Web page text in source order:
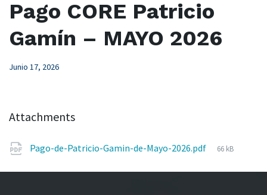
Pago CORE Patricio
Gamín – MAYO 2026
Junio 17, 2026
Attachments
Pago-de-Patricio-Gamin-de-Mayo-2026.pdf
File
66 kB